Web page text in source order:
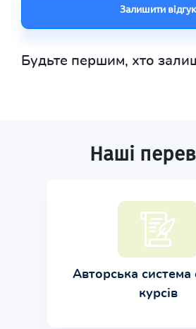
Залишити відгук
Будьте першим, хто
Наші
Авторська система
курсів